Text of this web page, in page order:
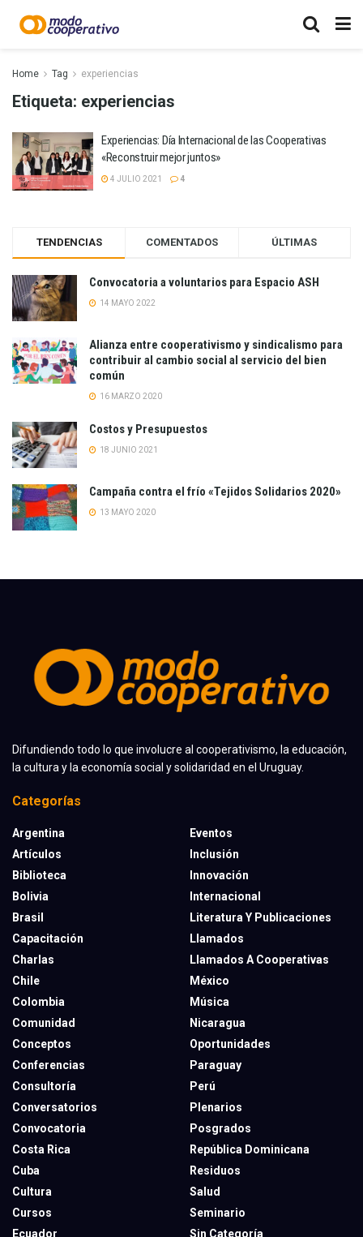
Home Tag experiencias
Etiqueta: experiencias
Experiencias: Día Internacional de las Cooperativas
«Reconstruir mejor juntos»
4 JULIO 2021 4
TENDENCIAS COMENTADOS ÚLTIMAS
Convocatoria a voluntarios para Espacio ASH
14 MAYO 2022
Alianza entre cooperativismo y sindicalismo para
contribuir al cambio social al servicio del bien
común
16 MARZO 2020
Costos y Presupuestos
18 JUNIO 2021
Campaña contra el frío «Tejidos Solidarios 2020»
13 MAYO 2020
Difundiendo todo lo que involucre al cooperativismo, la educación,
la cultura y la economía social y solidaridad en el Uruguay.
Categorías
Argentina
Artículos
Biblioteca
Bolivia
Brasil
Capacitación
Charlas
Chile
Colombia
Comunidad
Conceptos
Conferencias
Consultoría
Conversatorios
Convocatoria
Costa Rica
Cuba
Cultura
Cursos
Ecuador
Eventos
Inclusión
Innovación
Internacional
Literatura Y Publicaciones
Llamados
Llamados A Cooperativas
México
Música
Nicaragua
Oportunidades
Paraguay
Perú
Plenarios
Posgrados
República Dominicana
Residuos
Salud
Seminario
Sin Categoría